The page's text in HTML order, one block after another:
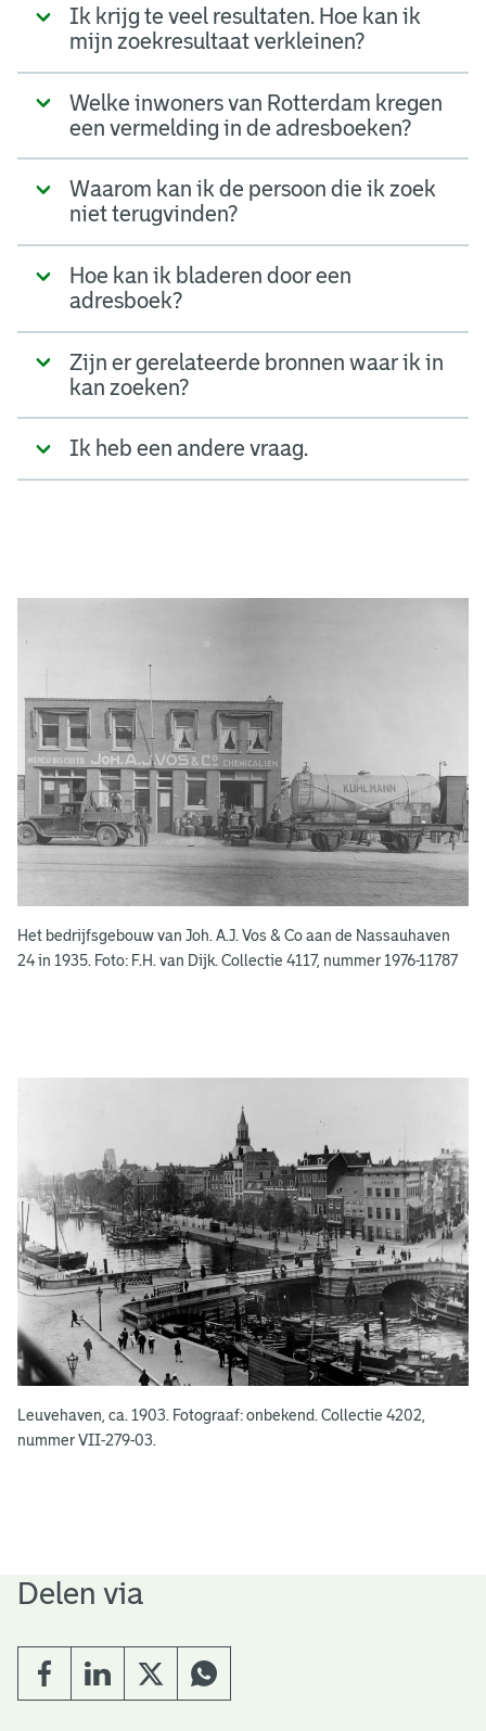
Ik krijg te veel resultaten. Hoe kan ik
mijn zoekresultaat verkleinen?
Welke inwoners van Rotterdam kregen
een vermelding in de adresboeken?
Waarom kan ik de persoon die ik zoek
niet terugvinden?
Hoe kan ik bladeren door een
adresboek?
Zijn er gerelateerde bronnen waar ik in
kan zoeken?
Ik heb een andere vraag.
e
s
b
o
e
e
n
e
n
Het bedrijfsgebouw van Joh. A.J. Vos & Co aan de Nassauhaven
24 in 1935. Foto: F.H. van Dijk. Collectie 4117, nummer 1976-11787
n
Leuvehaven, ca. 1903. Fotograaf: onbekend. Collectie 4202,
nummer VII-279-03.
Delen via